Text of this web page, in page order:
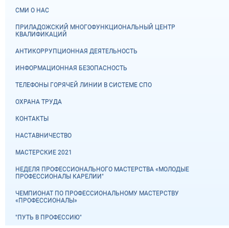
СМИ О НАС
ПРИЛАДОЖСКИЙ МНОГОФУНКЦИОНАЛЬНЫЙ ЦЕНТР
КВАЛИФИКАЦИЙ
АНТИКОРРУПЦИОННАЯ ДЕЯТЕЛЬНОСТЬ
ИНФОРМАЦИОННАЯ БЕЗОПАСНОСТЬ
ТЕЛЕФОНЫ ГОРЯЧЕЙ ЛИНИИ В СИСТЕМЕ СПО
ОХРАНА ТРУДА
КОНТАКТЫ
НАСТАВНИЧЕСТВО
МАСТЕРСКИЕ 2021
НЕДЕЛЯ ПРОФЕССИОНАЛЬНОГО МАСТЕРСТВА «МОЛОДЫЕ
ПРОФЕССИОНАЛЫ КАРЕЛИИ"
ЧЕМПИОНАТ ПО ПРОФЕССИОНАЛЬНОМУ МАСТЕРСТВУ
«ПРОФЕССИОНАЛЫ»
"ПУТЬ В ПРОФЕССИЮ"